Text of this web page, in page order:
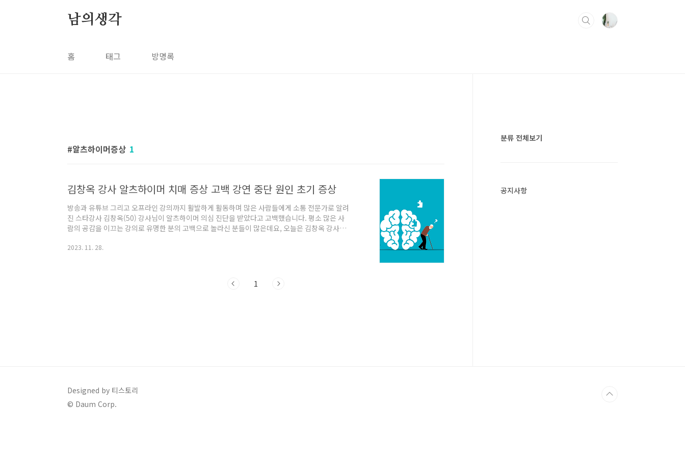
남의생각
홈 태그 방명록
알츠하이머증상 1
김창옥 강사 알츠하이머 치매 증상 고백 강연 중단 원인 초기 증상
방송과 유튜브 그리고 오프라인 강의까지 활발하게 활동하며 많은 사람들에게 소통 전문가로 알려
진 스타강사 김창옥(50) 강사님이 알츠하이머 의심 진단을 받았다고 고백했습니다. 평소 많은 사
람의 공감을 이끄는 강의로 유명한 분의 고백으로 놀라신 분들이 많은데요, 오늘은 김창옥 강사님
1. 김창옥 강사님 강연 중단 이유 김창옥 강사님은 얼마 전 자신의 유튜브 채널인 ‘김창옥 TV’에서
2023. 11. 28.
1
분류 전체보기
공지사항
Designed by 티스토리
© Daum Corp.